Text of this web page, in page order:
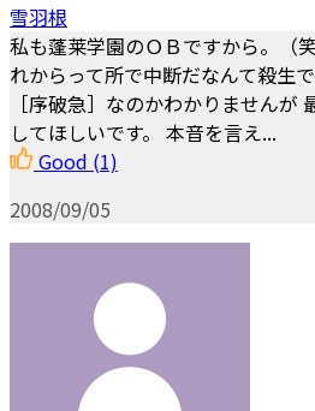
雪羽根
私も蓬莱学園のＯＢですから。（
れからって所で中断だなんて殺生
［序破急］なのかわかりませんが
してほしいです。 本音を言え...
Good (1)
2008/09/05